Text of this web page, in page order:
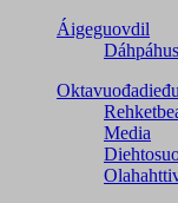
Áigeguovdil
Media